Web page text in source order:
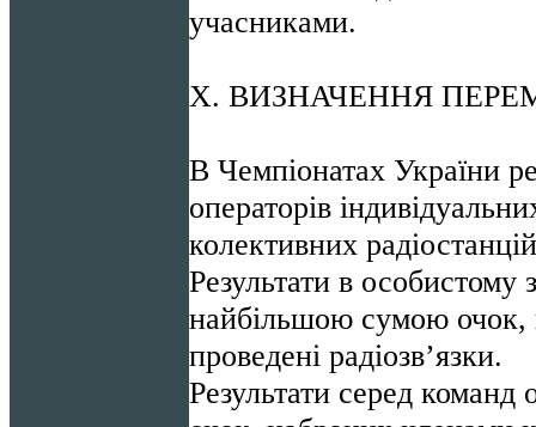
учасниками.
Х. ВИЗНАЧЕННЯ
В Чемпіонатах України
операторів
колективних
Результати в особистому
найбільшою сумою очок,
проведені радіозв’язки.
Результати серед